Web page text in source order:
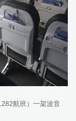
航班）一架波音